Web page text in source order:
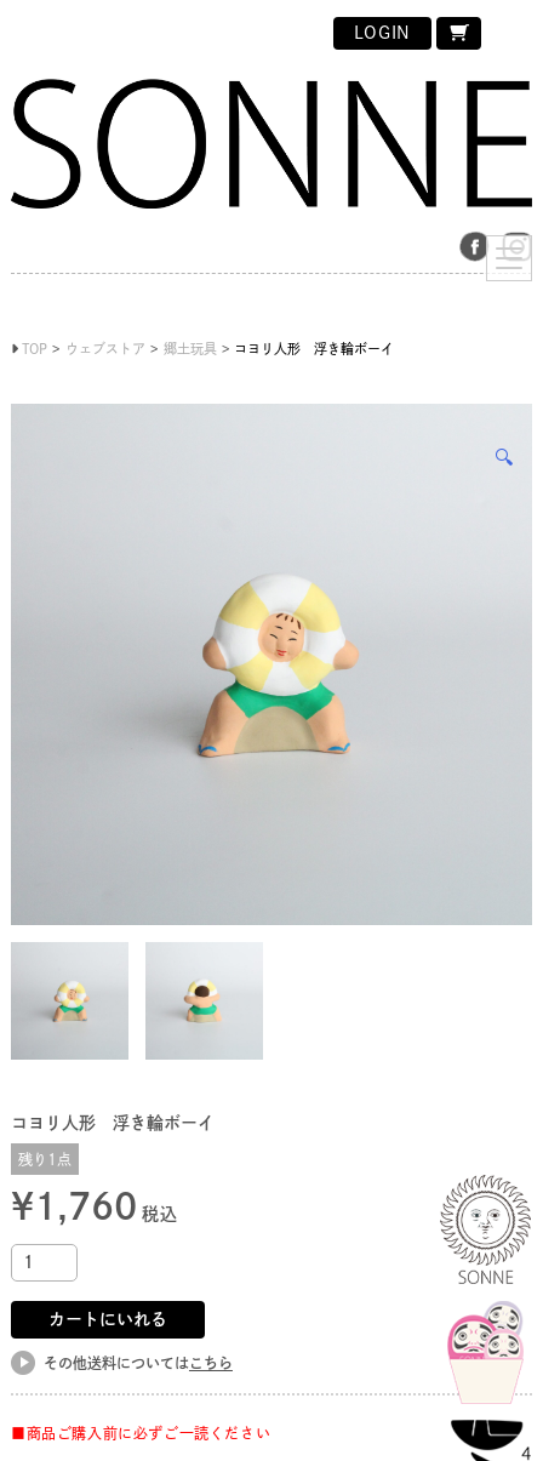
LOGIN
TOP ウェブストア 郷土玩具 コヨリ人形 浮き輪ボーイ
🔍
コヨリ人形 浮き輪ボーイ
残り1点
¥1,760 税込
カートにいれる
その他送料については こちら
■商品ご購入前に必ずご一読ください